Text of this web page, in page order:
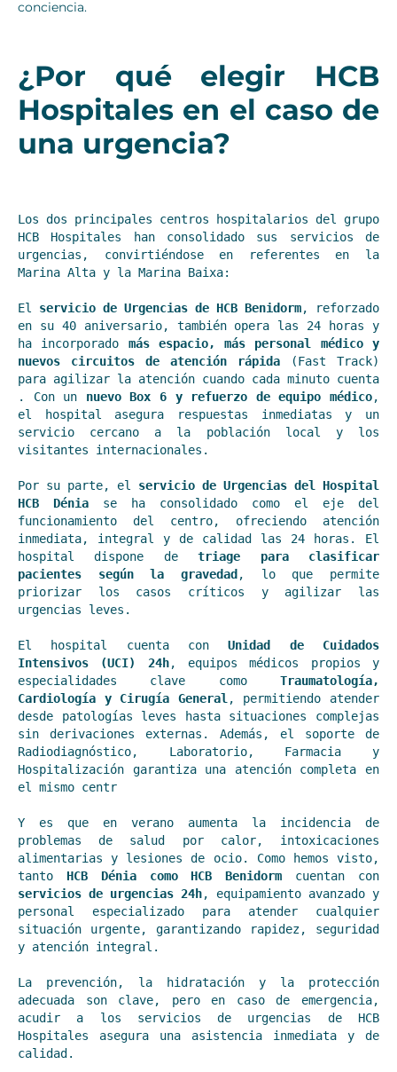
conciencia.
¿Por qué elegir HCB
Hospitales en el caso de
una urgencia?
Los dos principales centros hospitalarios del grupo
HCB Hospitales han consolidado sus servicios de
urgencias, convirtiéndose en referentes en la
Marina Alta y la Marina Baixa:
El servicio de Urgencias de HCB Benidorm, reforzado
en su 40 aniversario, también opera las 24 horas y
ha incorporado más espacio, más personal médico y
nuevos circuitos de atención rápida (Fast Track)
para agilizar la atención cuando cada minuto cuenta
. Con un nuevo Box 6 y refuerzo de equipo médico,
el hospital asegura respuestas inmediatas y un
servicio cercano a la población local y los
visitantes internacionales.
Por su parte, el servicio de Urgencias del Hospital
HCB Dénia se ha consolidado como el eje del
funcionamiento del centro, ofreciendo atención
inmediata, integral y de calidad las 24 horas. El
hospital dispone de triage para clasificar
pacientes según la gravedad , lo que permite
priorizar los casos críticos y agilizar las
urgencias leves.
El hospital cuenta con Unidad de Cuidados
Intensivos (UCI) 24h, equipos médicos propios y
especialidades clave como Traumatología,
Cardiología y Cirugía General , permitiendo atender
desde patologías leves hasta situaciones complejas
sin derivaciones externas. Además, el soporte de
Radiodiagnóstico, Laboratorio, Farmacia y
Hospitalización garantiza una atención completa en
el mismo centr
Y es que en verano aumenta la incidencia de
problemas de salud por calor, intoxicaciones
alimentarias y lesiones de ocio. Como hemos visto,
tanto HCB Dénia como HCB Benidorm
servicios de urgencias 24h, equipamiento avanzado y
personal especializado para atender cualquier
situación urgente, garantizando rapidez, seguridad
y atención integral.
La prevención, la hidratación y la protección
adecuada son clave, pero en caso de emergencia,
acudir a los servicios de urgencias de HCB
Hospitales asegura una asistencia inmediata y de
calidad.